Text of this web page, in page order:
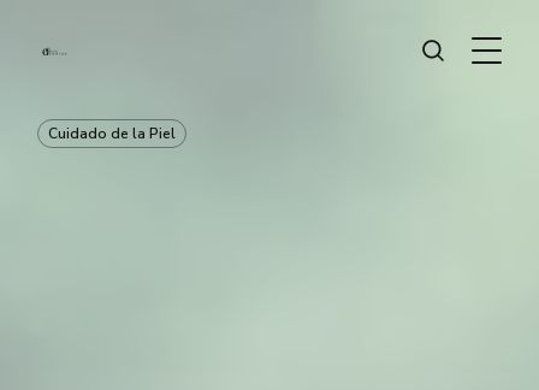
Cuidado de la Piel